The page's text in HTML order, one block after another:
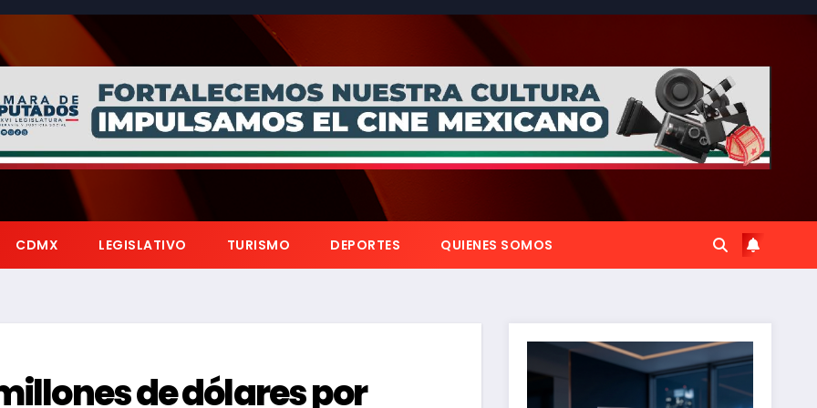
CDMX LEGISLATIVO TURISMO DEPORTES QUIENES SOMOS
de dólares por